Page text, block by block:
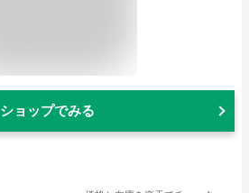
ショップでみる